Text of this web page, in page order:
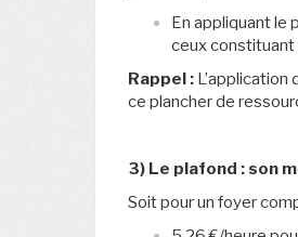
En appliquant le
ceux constituant
Rappel :
ce plancher de
3) Le plafond : son
Soit pour un foyer